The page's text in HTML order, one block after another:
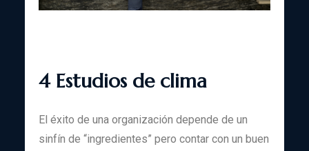
4 Estudios de clima
El éxito de una organización depende de un
sinfín de “ingredientes” pero contar con un buen